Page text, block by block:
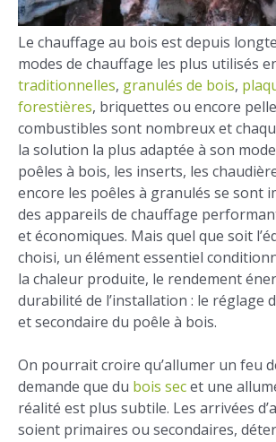
Le chauffage au bois est depuis
modes de chauffage les plus utilisés
traditionnelles, granulés de bois,
forestières, briquettes ou encore
combustibles sont nombreux et
la solution la plus adaptée à son
poêles à bois, les inserts, les
encore les poêles à granulés se sont
des appareils de chauffage
et économiques. Mais quel que soit
choisi, un élément essentiel
la chaleur produite, le rendement
durabilité de l’installation : le réglage
et secondaire du poêle à bois.
On pourrait croire qu’allumer un feu
demande que du bois secet une
réalité est plus subtile. Les arrivées
soient primaires ou secondaires,